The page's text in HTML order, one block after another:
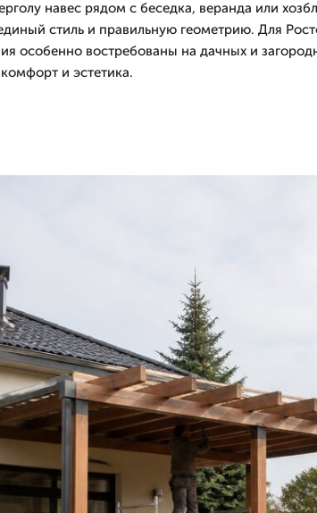
навес рядом с беседка, веранда или
стиль и правильную геометрию. Для
особенно востребованы на дачных и
и эстетика.